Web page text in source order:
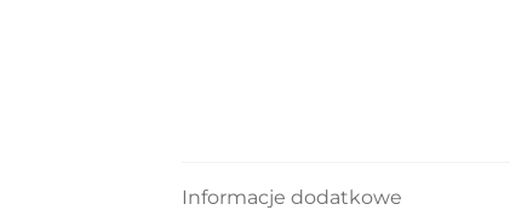
Informacje dodatkowe